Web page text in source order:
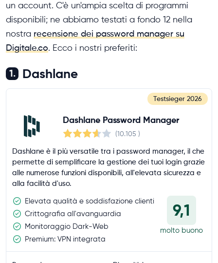
un account. C'è un'ampia scelta di programmi
disponibili; ne abbiamo testati a fondo 12 nella
nostra recensione dei password manager su
Digitale.co. Ecco i nostri preferiti:
1. Dashlane
Testsieger 2026
Dashlane Password Manager
(10.105 )
Dashlane è il più versatile tra i password manager, il che
permette di semplificare la gestione dei tuoi login grazie
alle numerose funzioni disponibili, all'elevata sicurezza e
alla facilità d'uso.
Elevata qualità e soddisfazione clienti
Crittografia all'avanguardia
Monitoraggio Dark-Web
Premium: VPN integrata
9,1
molto buono